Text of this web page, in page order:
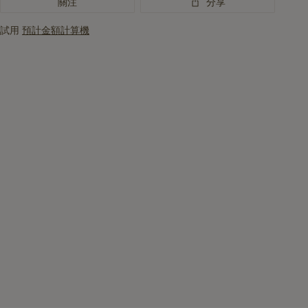
試用 預計金額計算機